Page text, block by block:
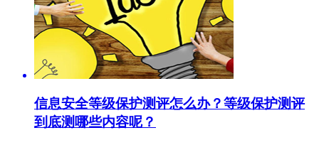
信息安全等级保护测评怎么办？等级保护测评
到底测哪些内容呢？